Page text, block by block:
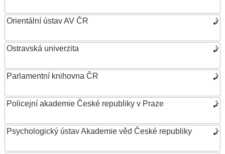
Orientální ústav AV ČR
Ostravská univerzita
Parlamentní knihovna ČR
Policejní akademie České republiky v Praze
Psychologický ústav Akademie věd České republiky